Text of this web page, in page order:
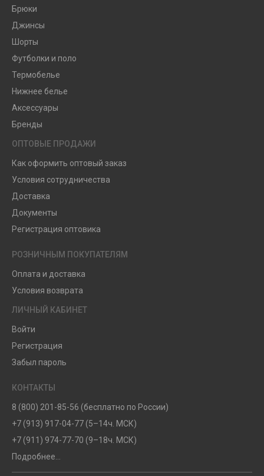
Брюки
Джинсы
Шорты
Футболки и поло
Термобелье
Нижнее белье
Аксессуары
Бренды
ОПТОВЫЕ ПРОДАЖИ
Как оформить оптовый заказ
Условия сотрудничества
Доставка
Документы
Регистрация оптовика
РОЗНИЧНЫМ ПОКУПАТЕЛЯМ
Оплата и доставка
Условия возврата
ЛИЧНЫЙ КАБИНЕТ
Войти
Регистрация
Забыл пароль
КОНТАКТЫ
8 (800) 201-85-56 (бесплатно по России)
+7 (913) 917-04-77 (5–14ч. МСК)
+7 (911) 974-77-70 (9–18ч. МСК)
Подробнее...